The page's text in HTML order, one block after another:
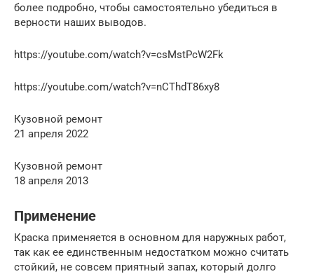
более подробно, чтобы самостоятельно убедиться в
верности наших выводов.
https://youtube.com/watch?v=csMstPcW2Fk
https://youtube.com/watch?v=nCThdT86xy8
Кузовной ремонт
21 апреля 2022
Кузовной ремонт
18 апреля 2013
Применение
Краска применяется в основном для наружных работ,
так как ее единственным недостатком можно считать
стойкий, не совсем приятный запах, который долго